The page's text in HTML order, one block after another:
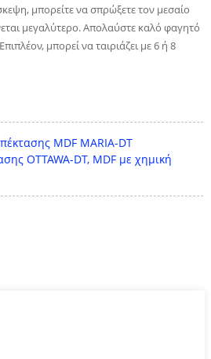
μπορείτε να σπρώξετε τον μεσαίο
μεγαλύτερο. Απολαύστε καλό φαγητό
μπορεί να ταιριάζει με 6 ή 8
MDF MARIA-DT
OTTAWA-DT, MDF με χημική